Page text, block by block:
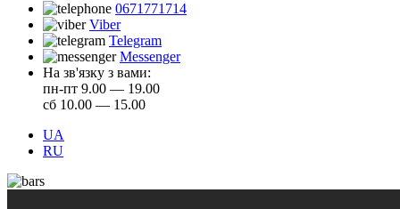
0671771714
Viber
Telegram
Messenger
На зв'язку з вами:
пн-пт 9.00 — 19.00
сб 10.00 — 15.00
UA
RU